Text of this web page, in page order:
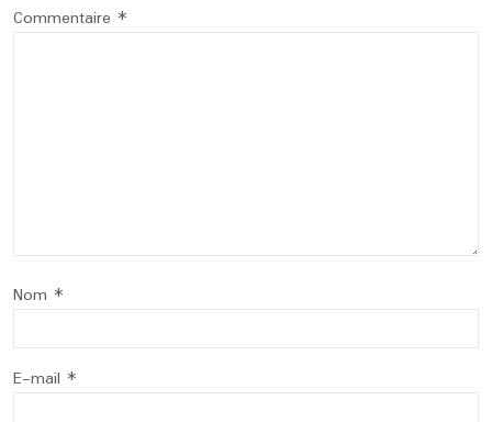
Commentaire *
Nom *
E-mail *